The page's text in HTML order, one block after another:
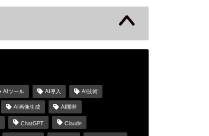
AIツール AI導入 AI技術
AI画像生成 AI開発
ChatGPT Claude